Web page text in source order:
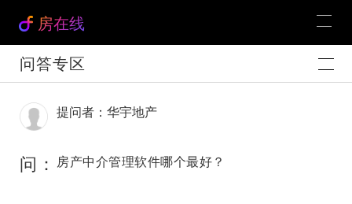
房在线
问答专区
提问者：华宇地产
问： 房产中介管理软件哪个最好？